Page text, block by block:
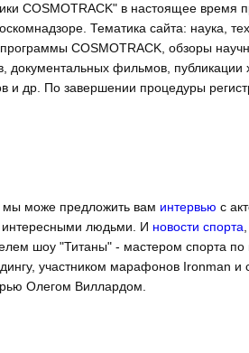
COSMOTRACK" в настоящее время
Тематика сайта: наука,
COSMOTRACK, обзоры
документальных фильмов, публикации
и др. По завершении процедуры
мы може предложить вам интервью с
интересными людьми. И новости спорта
шоу "Титаны" - мастером спорта по
участником марафонов Ironman
Олегом Виллардом.